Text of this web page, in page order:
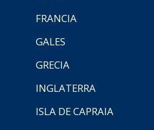
FRANCIA
GALES
GRECIA
INGLATERRA
ISLA DE CAPRAIA